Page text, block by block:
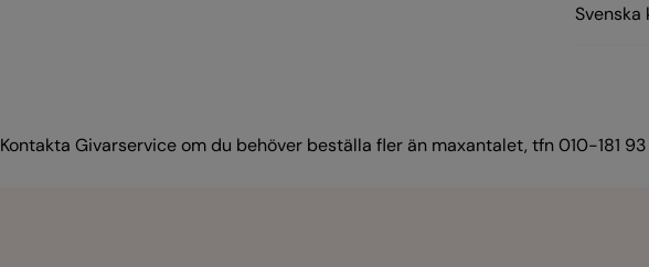
Svenska
Kontakta Givarservice om du behöver beställa fler än maxantalet, tfn 010-181